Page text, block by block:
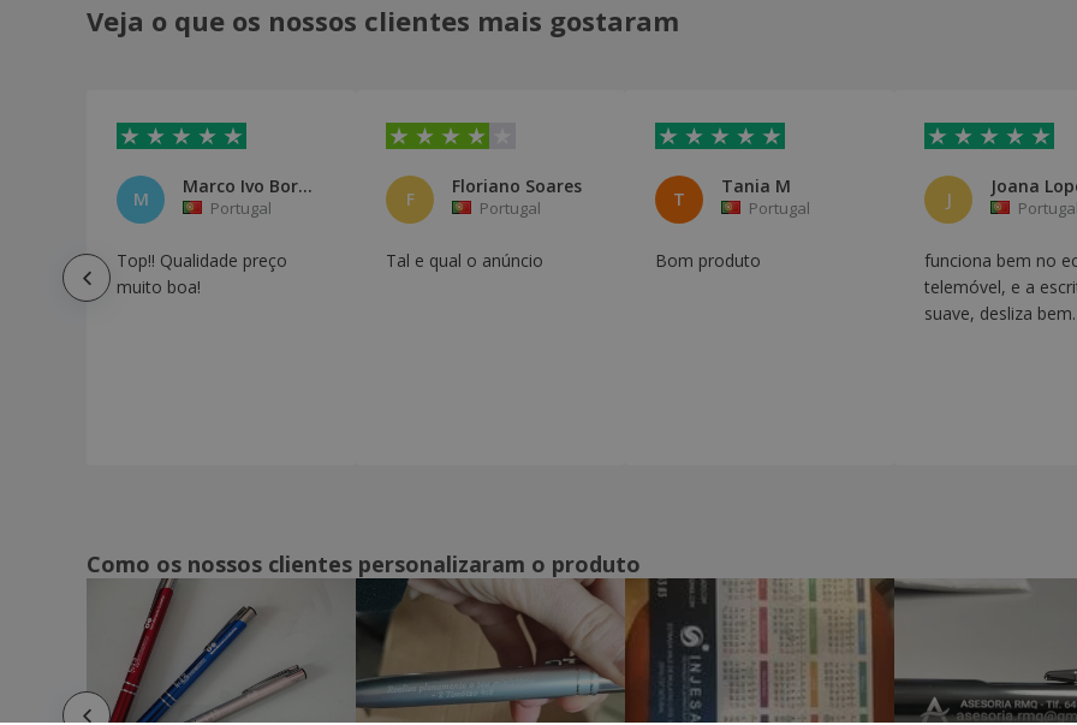
Veja o que os nossos clientes mais gostaram
M
Marco Ivo Borges
Portugal
Top!! Qualidade preço
muito boa!
F
Floriano Soares
Portugal
Tal e qual o anúncio
T
Tania M
Portugal
Bom produto
J
Joana
Portugal
funciona bem no
telemóvel, e a
suave, desliza bem.
Como os nossos clientes personalizaram o produto